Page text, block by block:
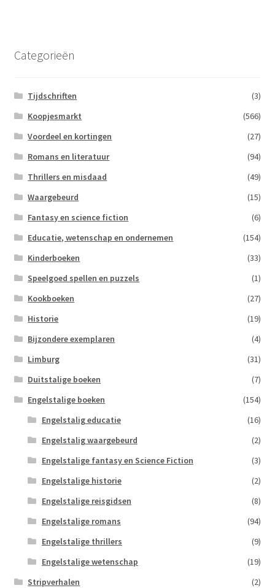
Categorieën
Tijdschriften
(3)
Koopjesmarkt
(566)
Voordeel en kortingen
(27)
Romans en literatuur
(94)
Thrillers en misdaad
(49)
Waargebeurd
(15)
Fantasy en science fiction
(6)
Educatie, wetenschap en ondernemen
(154)
Kinderboeken
(33)
Speelgoed spellen en puzzels
(1)
Kookboeken
(27)
Historie
(19)
Bijzondere exemplaren
(4)
Limburg
(31)
Duitstalige boeken
(7)
Engelstalige boeken
(154)
Engelstalig educatie
(16)
Engelstalig waargebeurd
(2)
Engelstalige fantasy en Science Fiction
(3)
Engelstalige historie
(2)
Engelstalige reisgidsen
(8)
Engelstalige romans
(94)
Engelstalige thrillers
(9)
Engelstalige wetenschap
(19)
Stripverhalen
(2)